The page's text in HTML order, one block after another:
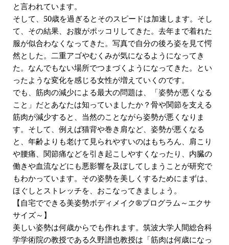
と言われています。
そして、50歳を過ぎるとそのスピードは加速します。そし
て、その結果、お腹がポッコリしてきた。去年まで着れた
服が似合わなくなってきた。写真で自分の後ろ姿を見て愕
然とした。二重アゴやむくみが気になるようになってき
た。なんでもない場所でつまづくようになってきた。とい
ったような変化を感じる女性が増えていくのです。
でも、筋肉の減少による最大の問題は、「姿勢が悪くなる
こと」だとあなたは知っていましたか？骨や関節を支える
筋肉が減少すると、当然のことながら姿勢が悪くなりま
す。そして、例えば猫背や巻き肩など、姿勢が悪くなる
と、年齢よりも老けて見られやすいのはもちろん、肩こり
や腰痛、関節痛などを引き起こしやすくなったり、内臓の
働きや血流などにも悪影響を及ぼしてしまうことが研究で
もわかっています。その姿勢を美しくするためにまずは、
ほぐしとストレッチを、おこなってきましょう。
【自宅でできる美姿勢ボディメイク®プログラム～エクサ
サイズ～】
美しい姿勢は何歳からでも作れます。筑波大学人間総合科
学学術院の教授である久野譜也教授は「筋肉は何歳になっ